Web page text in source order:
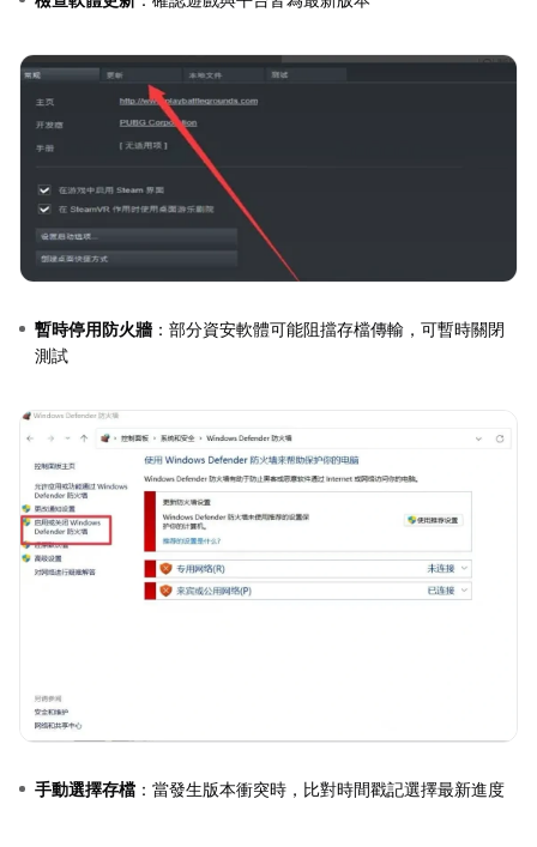
暫時停用防火牆 ：部分資安軟體可能阻擋存檔傳輸，可暫時關閉
測試
手動選擇存檔 ：當發生版本衝突時，比對時間戳記選擇最新進度